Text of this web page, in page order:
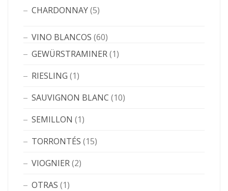
CHARDONNAY(5)
VINO BLANCOS (60)
GEWÜRSTRAMINER(1)
RIESLING (1)
SAUVIGNON BLANC (10)
SEMILLON (1)
TORRONTÉS (15)
VIOGNIER(2)
OTRAS (1)